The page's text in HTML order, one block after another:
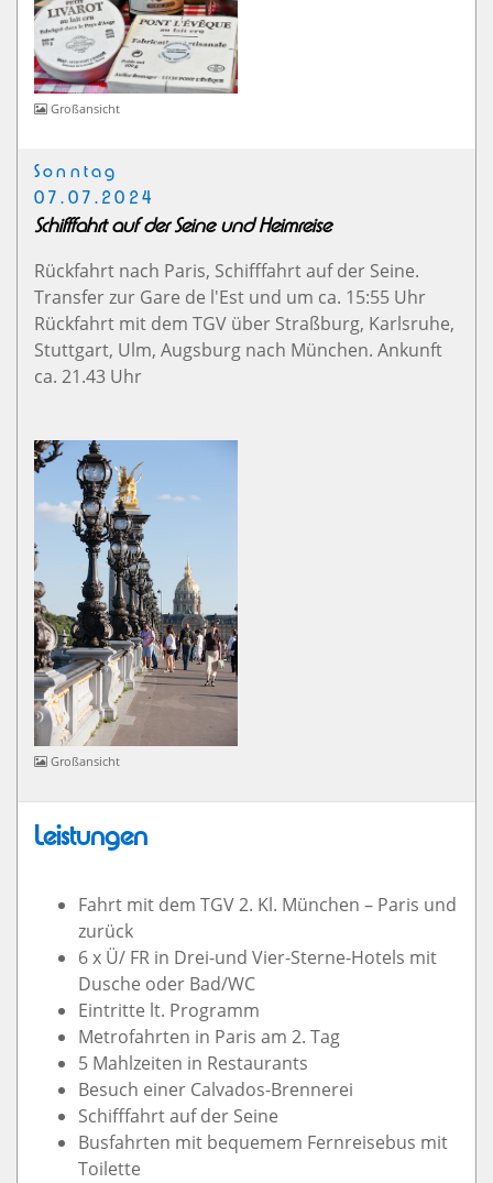
Großansicht
Sonntag
07.07.2024
Schifffahrt auf der Seine und Heimreise
Rückfahrt nach Paris, Schifffahrt auf der Seine.
Transfer zur Gare de l'Est und um ca. 15:55 Uhr
Rückfahrt mit dem TGV über Straßburg, Karlsruhe,
Stuttgart, Ulm, Augsburg nach München. Ankunft
ca. 21.43 Uhr
Großansicht
Leistungen
Fahrt mit dem TGV 2. Kl. München – Paris und
zurück
6 x Ü/ FR in Drei-und Vier-Sterne-Hotels mit
Dusche oder Bad/WC
Eintritte lt. Programm
Metrofahrten in Paris am 2. Tag
5 Mahlzeiten in Restaurants
Besuch einer Calvados-Brennerei
Schifffahrt auf der Seine
Busfahrten mit bequemem Fernreisebus mit
Toilette